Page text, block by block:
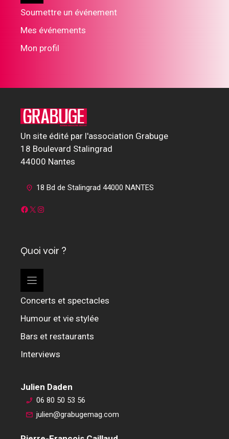
Soumettre un événement
Mes événements
Mon profil
Un site édité par l'association Grabuge
18 Boulevard Stalingrad
44000 Nantes
18 Bd de Stalingrad 44000 NANTES
Facebook
X Instagram
Quoi voir ?
Concerts et spectacles
Humour et vie stylée
Bars et restaurants
Interviews
Julien Daden
06 80 50 53 56
julien@grabugemag.com